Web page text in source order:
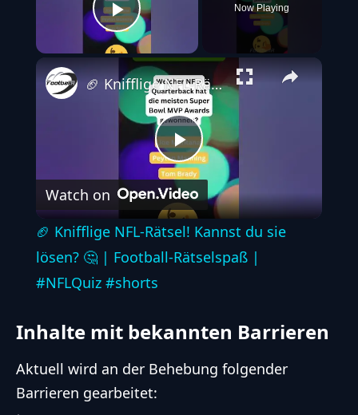
Play Video
Now Playing
Play
Video
🏈 Knifflige NFL-Rätsel! Kannst du sie lösen? 🤔 | Football-Rätselspaß | #NFLQuiz #shorts
Watch on
🏈 Knifflige NFL-Rätsel! Kannst du sie
lösen? 🤔 | Football-Rätselspaß |
#NFLQuiz #shorts
Inhalte mit bekannten Barrieren
Aktuell wird an der Behebung folgender
Barrieren gearbeitet: